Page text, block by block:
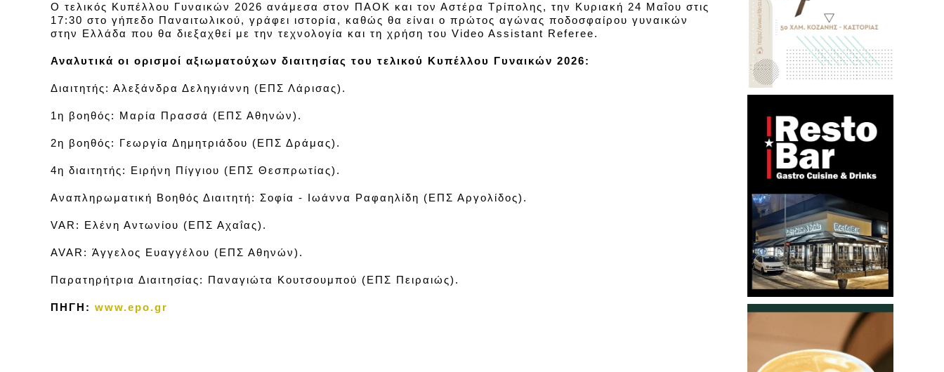
Ο τελικός Κυπέλλου Γυναικών 2026 ανάμεσα στον ΠΑΟΚ και τον Αστέρα Τρίπολης, την Κυριακή 24 Μαΐου στις
17:30 στο γήπεδο Παναιτωλικού, γράφει ιστορία, καθώς θα είναι ο πρώτος αγώνας ποδοσφαίρου γυναικών
στην Ελλάδα που θα διεξαχθεί με την τεχνολογία και τη χρήση του Video Assistant Referee.
Αναλυτικά οι ορισμοί αξιωματούχων διαιτησίας του τελικού Κυπέλλου Γυναικών 2026:
Διαιτητής: Αλεξάνδρα Δεληγιάννη (ΕΠΣ Λάρισας).
1η βοηθός: Μαρία Πρασσά (ΕΠΣ Αθηνών).
2η βοηθός: Γεωργία Δημητριάδου (ΕΠΣ Δράμας).
4η διαιτητής: Ειρήνη Πίγγιου (ΕΠΣ Θεσπρωτίας).
Αναπληρωματική Βοηθός Διαιτητή: Σοφία - Ιωάννα Ραφαηλίδη (ΕΠΣ Αργολίδος).
VAR: Ελένη Αντωνίου (ΕΠΣ Αχαΐας).
AVAR: Άγγελος Ευαγγέλου (ΕΠΣ Αθηνών).
Παρατηρήτρια Διαιτησίας: Παναγιώτα Κουτσουμπού (ΕΠΣ Πειραιώς).
ΠΗΓΗ: www.epo.gr